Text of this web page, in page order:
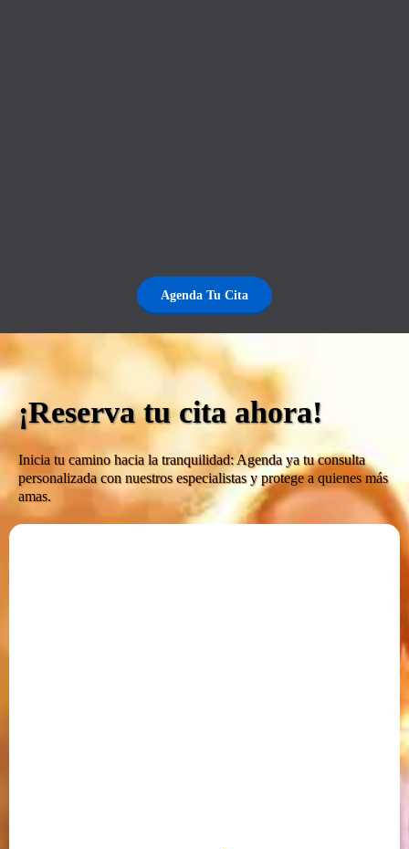
Agenda Tu Cita
¡Reserva tu cita ahora!
Inicia tu camino hacia la tranquilidad: Agenda ya tu consulta
personalizada con nuestros especialistas y protege a quienes más
amas.